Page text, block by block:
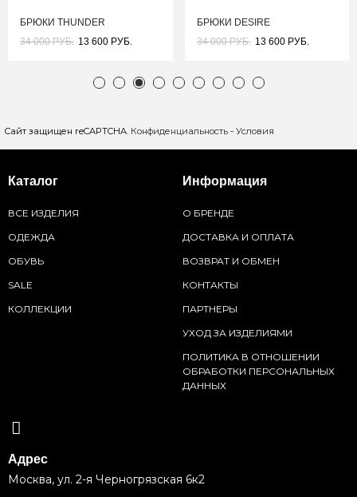
БРЮКИ THUNDER
34 000 РУБ. 13 600 РУБ.
БРЮКИ DESIRE
34 000 РУБ. 13 600 РУБ.
Сайт защищен reCAPTCHA. Конфиденциальность - Условия
Каталог
ВСЕ ИЗДЕЛИЯ
ОДЕЖДА
ОБУВЬ
SALE
КОЛЛЕКЦИИ
Информация
О БРЕНДЕ
ДОСТАВКА И ОПЛАТА
ВОЗВРАТ И ОБМЕН
КОНТАКТЫ
ПАРТНЕРЫ
УХОД ЗА ИЗДЕЛИЯМИ
ПОЛИТИКА В ОТНОШЕНИИ
ОБРАБОТКИ ПЕРСОНАЛЬНЫХ
ДАННЫХ
Адрес
Москва, ул. 2-я Черногрязская 6к2